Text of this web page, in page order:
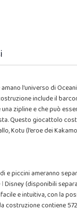
l’universo di
include il
zipline e che può
Questo giocattolo
Kotu (l’eroe dei
e piccini ameranno
Disney (disponibili
e intuitiva, con la
costruzione contiene